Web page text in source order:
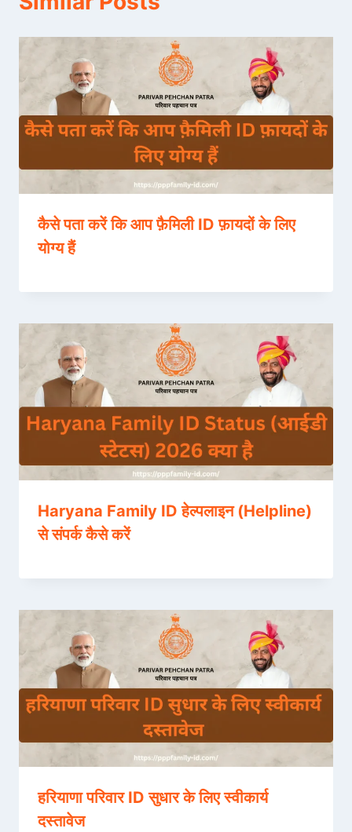
कैसे पता करें कि आप फ़ैमिली ID फ़ायदों के लिए
योग्य हैं
Haryana Family ID हेल्पलाइन (Helpline)
से संपर्क कैसे करें
हरियाणा परिवार ID सुधार के लिए स्वीकार्य
दस्तावेज